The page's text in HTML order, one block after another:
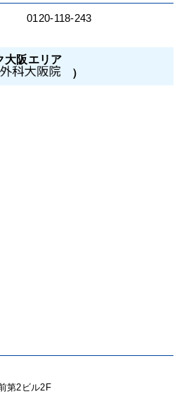
0120-118-243
大阪エリア
）
第2ビル2F